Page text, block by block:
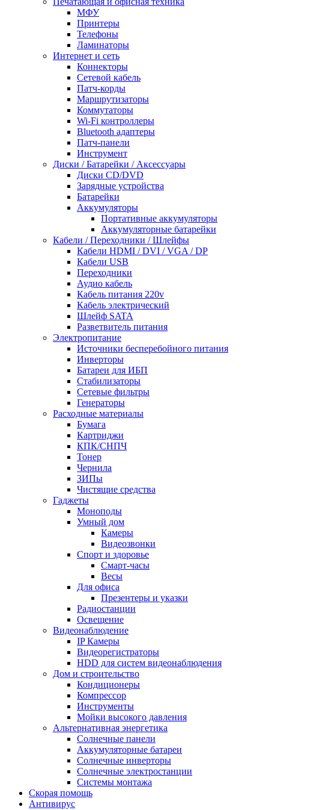
МФУ
Принтеры
Телефоны
Ламинаторы
Интернет и сеть
Коннекторы
Сетевой кабель
Патч-корды
Маршрутизаторы
Коммутаторы
Wi-Fi контроллеры
Bluetooth адаптеры
Патч-панели
Инструмент
Диски / Батарейки / Аксессуары
Диски CD/DVD
Зарядные устройства
Батарейки
Аккумуляторы
Портативные аккумуляторы
Аккумуляторные батарейки
Кабели / Переходники / Шлейфы
Кабели HDMI / DVI / VGA / DP
Кабели USB
Переходники
Аудио кабель
Кабель питания 220v
Кабель электрический
Шлейф SATA
Разветвитель питания
Электропитание
Источники бесперебойного питания
Инверторы
Батареи для ИБП
Стабилизаторы
Сетевые фильтры
Генераторы
Расходные материалы
Бумага
Картриджи
КПК/СНПЧ
Тонер
Чернила
ЗИПы
Чистящие средства
Гаджеты
Моноподы
Умный дом
Камеры
Видеозвонки
Спорт и здоровье
Смарт-часы
Весы
Для офиса
Презентеры и указки
Радиостанции
Освещение
Видеонаблюдение
IP Камеры
Видеорегистраторы
HDD для систем видеонаблюдения
Дом и строительство
Кондиционеры
Компрессор
Инструменты
Мойки высокого давления
Альтернативная энергетика
Солнечные панели
Аккумуляторные батареи
Солнечные инверторы
Солнечные электростанции
Системы монтажа
Скорая помощь
Антивирус